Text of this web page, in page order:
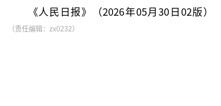
《人民日报》（2026年05月30日02版）
（责任编辑：zx0232）